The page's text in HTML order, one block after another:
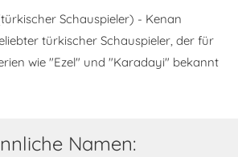
Schauspieler) - Kenan
türkischer Schauspieler, der für
wie "Ezel" und "Karadayi" bekannt
Namen: